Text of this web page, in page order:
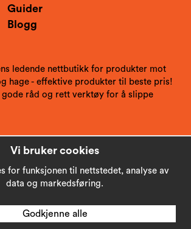
Guider
Blogg
ledende nettbutikk for produkter mot
hage - effektive produkter til beste pris!
gode råd og rett verktøy for å slippe
Vi bruker cookies
for funksjonen til nettstedet, analyse av
data og markedsføring.
Godkjenne alle